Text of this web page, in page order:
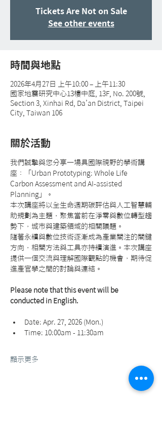
Tickets Are Not on Sale
See other events
時間與地點
2026年4月27日 上午10:00 – 上午11:30
國家地震研究中心13樓中庭, 13F, No. 200號,
Section 3, Xinhai Rd, Da’an District, Taipei
City, Taiwan 106
關於活動
我們誠摯與您分享一場具國際視野的學術講
座：「Urban Prototyping: Whole Life
Carbon Assessment and AI-assisted
Planning」。
本次講座將以全生命週期碳評估與人工智慧輔
助規劃為主題，聚焦當前在淨零與數位轉型趨
勢下，城市與建築領域的相關議題。
隨著永續與數位技術逐漸成為產業關注的關鍵
方向，相關方法與工具亦持續演進。本次講座
提供一個交流與理解國際觀點的機會，期待促
進產官學之間的討論與連結。
Please note that this event will be
conducted in English.
Date: Apr. 27, 2026 (Mon.)
Time: 10:00am - 11:30am
顯示更多